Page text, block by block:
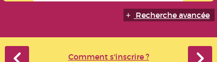
Recherche avancée
Comment s'inscrire ?